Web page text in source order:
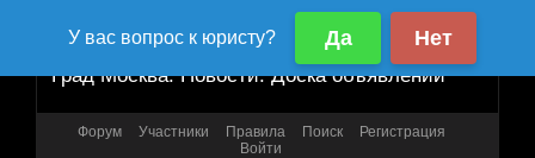
Град Москва. Новости. Доска объявлений
Форум Участники Правила Поиск
Регистрация
Войти